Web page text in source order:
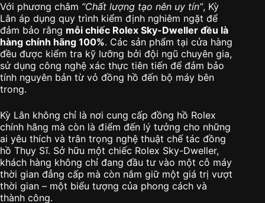
Với phương châm “Chất lượng tạo nên uy tín”, Kỳ
Lân áp dụng quy trình kiểm định nghiêm ngặt để
đảm bảo rằng mỗi chiếc Rolex Sky-Dweller đều là
hàng chính hãng 100%. Các sản phẩm tại cửa hàng
đều được kiểm tra kỹ lưỡng bởi đội ngũ chuyên gia,
sử dụng công nghệ xác thực tiên tiến để đảm bảo
tính nguyên bản từ vỏ đồng hồ đến bộ máy bên
trong.
Kỳ Lân không chỉ là nơi cung cấp đồng hồ Rolex
chính hãng mà còn là điểm đến lý tưởng cho những
ai yêu thích và trân trọng nghệ thuật chế tác đồng
hồ Thụy Sĩ. Sở hữu một chiếc Rolex Sky-Dweller,
khách hàng không chỉ đang đầu tư vào một cỗ máy
thời gian đẳng cấp mà còn nắm giữ một giá trị vượt
thời gian – một biểu tượng của phong cách và
thành công.